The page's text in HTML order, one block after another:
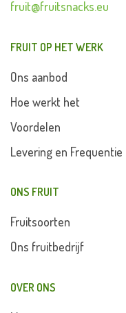
fruit@fruitsnacks.eu
FRUIT OP HET WERK
Ons aanbod
Hoe werkt het
Voordelen
Levering en Frequentie
ONS FRUIT
Fruitsoorten
Ons fruitbedrijf
OVER ONS